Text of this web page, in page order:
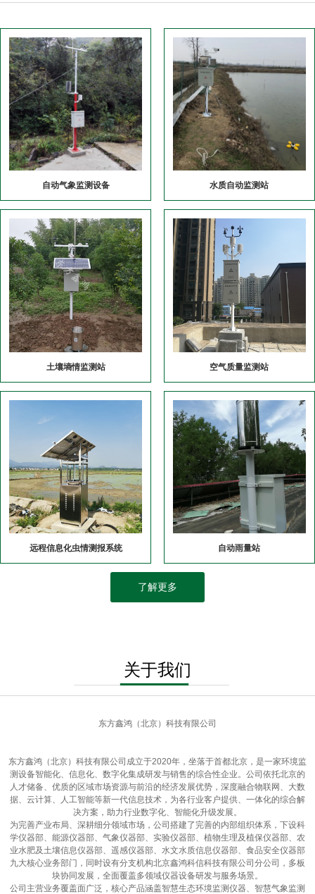
自动气象监测设备 水质自动监测站
土壤墒情监测站 空气质量监测站
远程信息化虫情测报系统 自动雨量站
了解更多
关于我们
东方鑫鸿（北京）科技有限公司
东方鑫鸿（北京）科技有限公司成立于2020年，坐落于首都北京，是一家环境监
测设备智能化、信息化、数字化集成研发与销售的综合性企业。公司依托北京的
人才储备、优质的区域市场资源与前沿的经济发展优势，深度融合物联网、大数
据、云计算、人工智能等新一代信息技术，为各行业客户提供、一体化的综合解
决方案，助力行业数字化、智能化升级发展。
为完善产业布局、深耕细分领域市场，公司搭建了完善的内部组织体系，下设科
学仪器部、能源仪器部、气象仪器部、实验仪器部、植物生理及植保仪器部、农
业水肥及土壤信息仪器部、遥感仪器部、水文水质信息仪器部、食品安全仪器部
九大核心业务部门，同时设有分支机构北京鑫鸿科信科技有限公司分公司，多板
块协同发展，全面覆盖多领域仪器设备研发与服务场景。
公司主营业务覆盖面广泛，核心产品涵盖智慧生态环境监测仪器、智慧气象监测